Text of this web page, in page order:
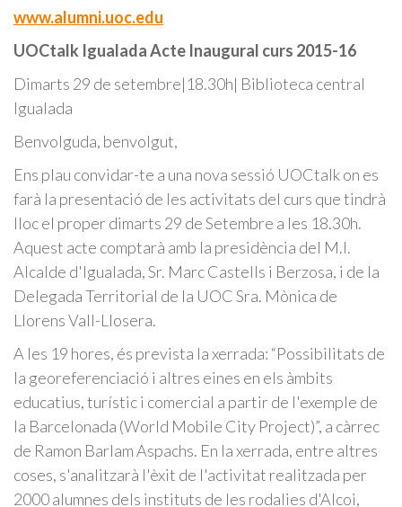
www.alumni.uoc.edu
UOCtalk Igualada Acte Inaugural curs 2015-16
Dimarts 29 de setembre|18.30h| Biblioteca central
Igualada
Benvolguda, benvolgut,
Ens plau convidar-te a una nova sessió UOCtalk on es
farà la presentació de les activitats del curs que tindrà
lloc el proper dimarts 29 de Setembre a les 18.30h.
Aquest acte comptarà amb la presidència del M.I.
Alcalde d'Igualada, Sr. Marc Castells i Berzosa, i de la
Delegada Territorial de la UOC Sra. Mònica de
Llorens Vall-Llosera.
A les 19 hores, és prevista la xerrada: “Possibilitats de
la georeferenciació i altres eines en els àmbits
educatius, turístic i comercial a partir de l'exemple de
la Barcelonada (World Mobile City Project)”, a càrrec
de Ramon Barlam Aspachs. En la xerrada, entre altres
coses, s'analitzarà l'èxit de l'activitat realitzada per
2000 alumnes dels instituts de les rodalies d'Alcoi,